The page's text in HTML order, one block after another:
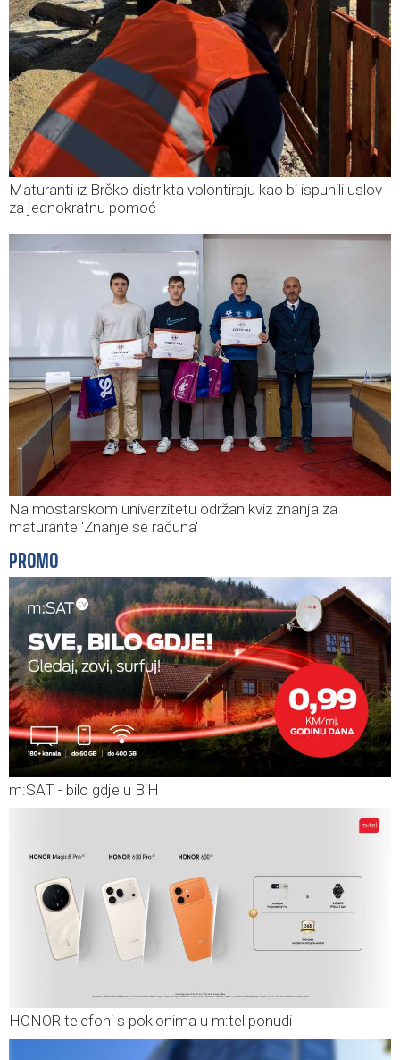
Maturanti iz Brčko distrikta volontiraju kao bi ispunili uslov
za jednokratnu pomoć
Na mostarskom univerzitetu održan kviz znanja za
maturante 'Znanje se računa'
PROMO
m:SAT - bilo gdje u BiH
HONOR telefoni s poklonima u m:tel ponudi